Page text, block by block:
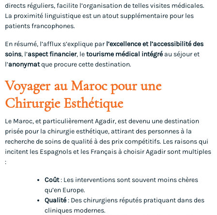
directs réguliers, facilite l’organisation de telles visites médicales.
La proximité linguistique est un atout supplémentaire pour les
patients francophones.
En résumé, l’afflux s’explique par l’excellence et l’accessibilité des
soins, l’aspect financier, letourisme médical intégré au séjour et
l’anonymatque procure cette destination.
Voyager au Maroc pour une
Chirurgie Esthétique
Le Maroc, et particulièrement Agadir, est devenu une destination
prisée pour la chirurgie esthétique, attirant des personnes à la
recherche de soins de qualité à des prix compétitifs. Les raisons qui
incitent les Espagnols et les Français à choisir Agadir sont multiples
:
Coût: Les interventions sont souvent moins chères
qu’en Europe.
Qualité: Des chirurgiens réputés pratiquant dans des
cliniques modernes.